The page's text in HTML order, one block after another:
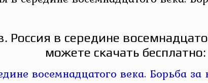
Россия в середине
можете скачать бесплатно: